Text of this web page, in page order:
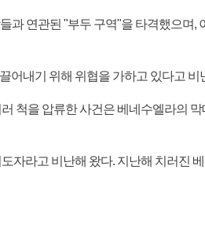
과 연관된 "부두 구역"을 타격했으며,
어내기 위해 위협을 가하고 있다고 비
척을 압류한 사건은 베네수엘라의
자라고 비난해 왔다. 지난해 치러진